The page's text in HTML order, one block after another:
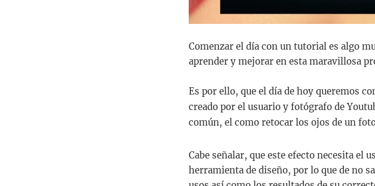
Comenzar el día con un tutorial es algo
aprender y mejorar en esta maravillosa
Es por ello, que el día de hoy queremos
creado por el usuario y fotógrafo de
común, el como retocar los ojos de un
Cabe señalar, que este efecto necesita el
herramienta de diseño, por lo que de no